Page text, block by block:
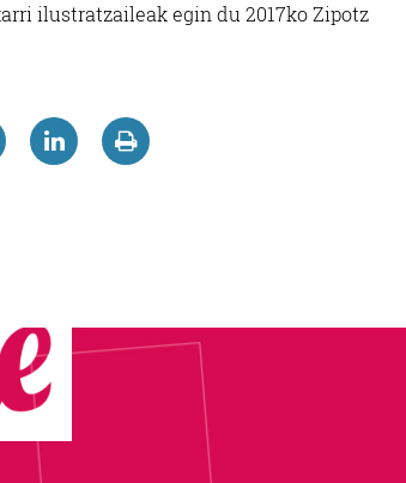
ilustratzaileak egin du 2017ko Zipotz